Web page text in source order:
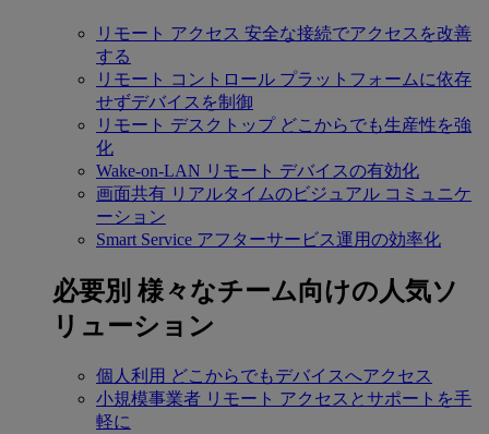
リモート アクセス 安全な接続でアクセスを改善
する
リモート コントロール プラットフォームに依存
せずデバイスを制御
リモート デスクトップ どこからでも生産性を強
化
Wake-on-LAN リモート デバイスの有効化
画面共有 リアルタイムのビジュアル コミュニケ
ーション
Smart Service アフターサービス運用の効率化
必要別 様々なチーム向けの人気ソ
リューション
個人利用 どこからでもデバイスへアクセス
小規模事業者 リモート アクセスとサポートを手
軽に